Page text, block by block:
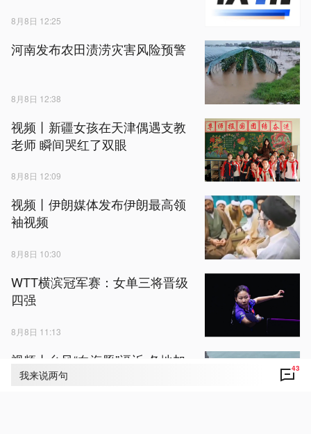
我来说两句 43
8月8日 12:25
河南发布农田渍涝灾害风险预警
8月8日 12:38
视频丨新疆女孩在天津偶遇支教
老师 瞬间哭红了双眼
8月8日 12:09
视频丨伊朗媒体发布伊朗最高领
袖视频
8月8日 10:30
WTT横滨冠军赛：女单三将晋级
四强
8月8日 11:13
视频丨台风“白海豚”逼近 各地加
强防范